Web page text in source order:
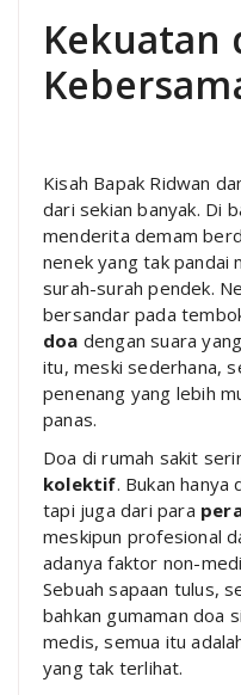
Kekuatan
Kisah Bapak Ridwan
dari sekian banyak. Di
menderita demam
nenek yang tak pandai
surah-surah pendek.
bersandar pada
doa dengan suara
itu, meski sederhana,
penenang yang lebih
panas.
Doa di rumah sakit
kolektif. Bukan hanya
tapi juga dari para
meskipun profesional
adanya faktor non-
Sebuah sapaan tulus,
bahkan gumaman doa
medis, semua itu
yang tak terlihat.